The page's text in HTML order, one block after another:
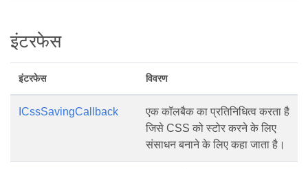
इंटरफेस
इंटरफेस विवरण
ICssSavingCallback
एक कॉलबैक का प्रतिनिधित्व करता है
जिसे CSS को स्टोर करने के लिए
संसाधन बनाने के लिए कहा जाता है।